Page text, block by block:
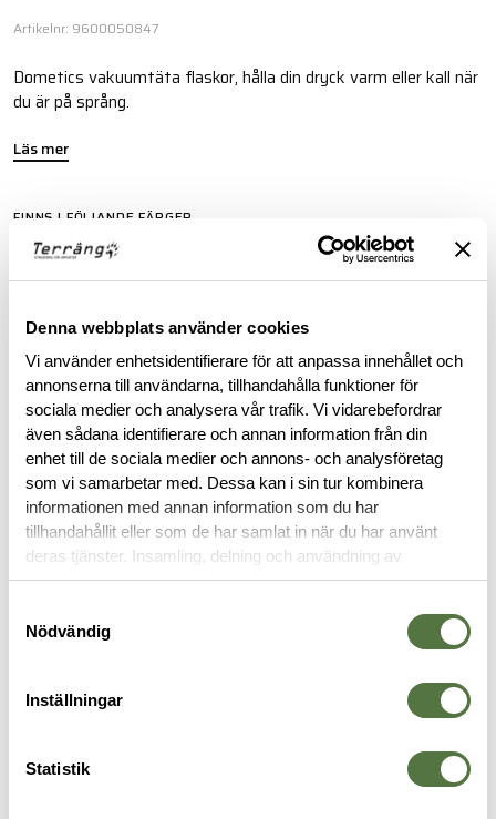
Denna webbplats använder cookies
Vi använder enhetsidentifierare för att anpassa innehållet och
annonserna till användarna, tillhandahålla funktioner för
sociala medier och analysera vår trafik. Vi vidarebefordrar
även sådana identifierare och annan information från din
enhet till de sociala medier och annons- och analysföretag
som vi samarbetar med. Dessa kan i sin tur kombinera
informationen med annan information som du har
tillhandahållit eller som de har samlat in när du har använt
deras tjänster. Insamling, delning och användning av
personuppgifter kan användas för personalisering av
Nödvändig
Inställningar
Statistik
Artikelnr: 9600050847
Dometics vakuumtäta flaskor, hålla din dryck varm eller kall när
du är på språng.
Läs mer
FINNS I FÖLJANDE FÄRGER
BESKRIVNING
SPECIFIKATIONER
RECENSIONER
TERMOSAR